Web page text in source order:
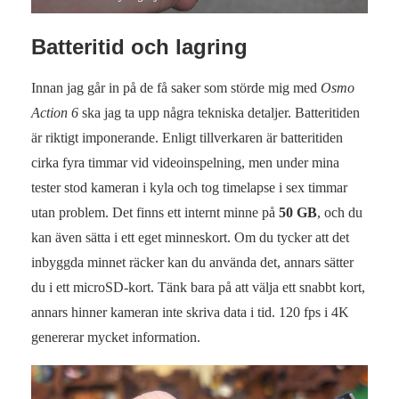
Batteritid och lagring
Innan jag går in på de få saker som störde mig med Osmo
Action 6 ska jag ta upp några tekniska detaljer. Batteritiden
är riktigt imponerande. Enligt tillverkaren är batteritiden
cirka fyra timmar vid videoinspelning, men under mina
tester stod kameran i kyla och tog timelapse i sex timmar
utan problem. Det finns ett internt minne på 50 GB, och du
kan även sätta i ett eget minneskort. Om du tycker att det
inbyggda minnet räcker kan du använda det, annars sätter
du i ett microSD-kort. Tänk bara på att välja ett snabbt kort,
annars hinner kameran inte skriva data i tid. 120 fps i 4K
genererar mycket information.